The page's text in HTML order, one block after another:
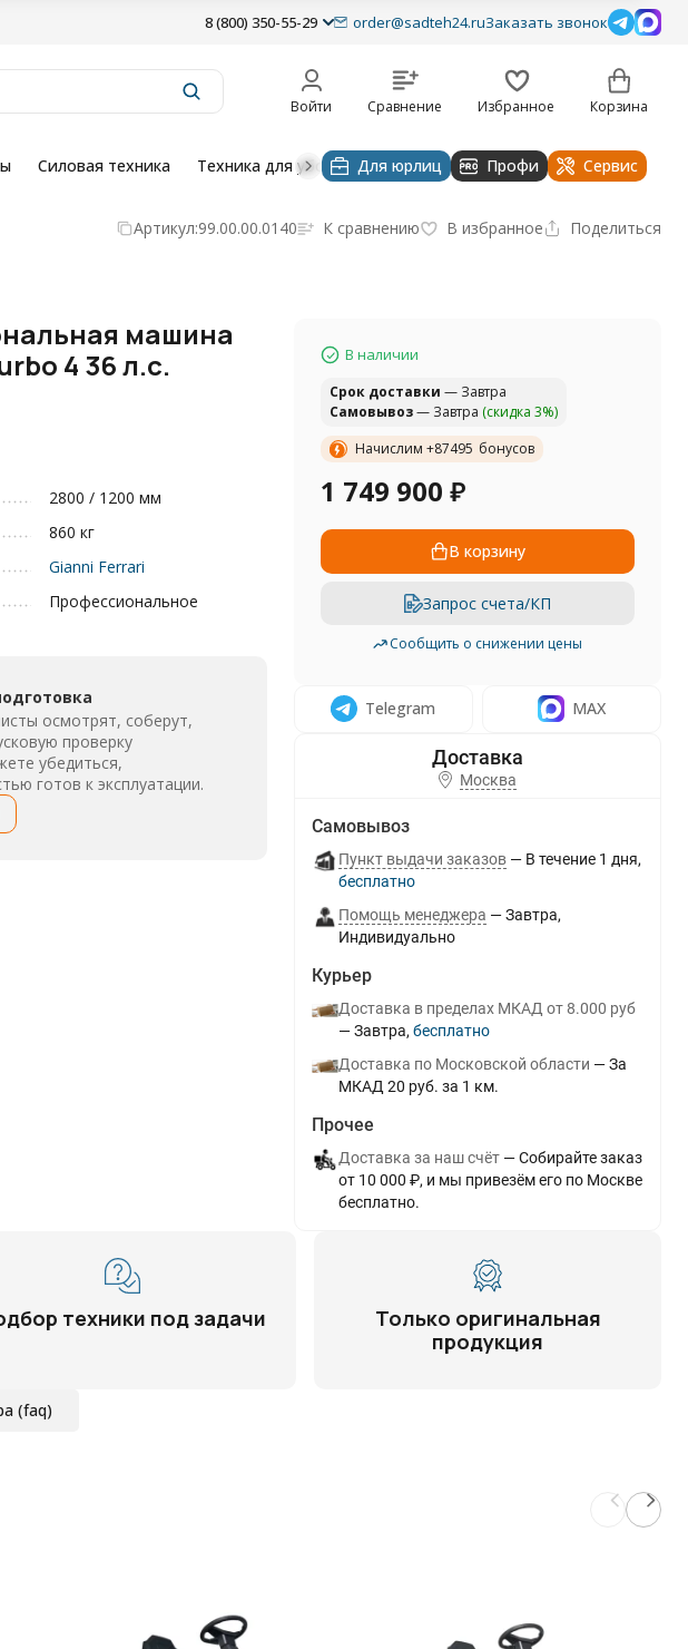
8 (800) 350-55-29 order@sadteh24.ruЗаказать звонок
Войти Сравнение Избранное Корзина
Силовая техника Техника для уборки Строительная техника
Для юрлиц Профи Сервис
Артикул:99.00.00.0140 К сравнению В избранное Поделиться
машина
4 36 л.с.
2800 / 1200 мм
860 кг
Gianni Ferrari
Профессиональное
осмотрят, соберут,
проверку
убедиться,
готов к эксплуатации.
В наличии
Cрок доставки — Завтра
Самовывоз— Завтра (скидка 3%)
Начислим +87495 бонусов
1 749 900 ₽
В корзину
Запрос счета/КП
Сообщить о снижении цены
Telegram MAX
Москва
Самовывоз
Пункт выдачи заказов В течение 1 дня
Бесплатно
Помощь менеджера
Завтра
Индивидуально
Курьер
Доставка в пределах МКАД от 8.000 руб
Завтра
Бесплатно
Доставка по Московской области
За
МКАД 20 руб. за 1 км.
Прочее
Доставка за наш счёт
Собирайте заказ
от 10 000 ₽, и мы привезём его по Москве
бесплатно.
техники под задачи
Только оригинальная
продукция
(faq)